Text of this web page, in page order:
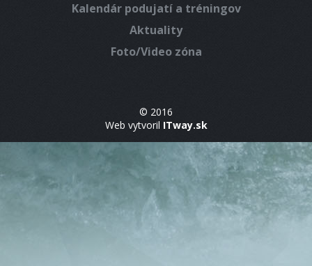
Kalendár podujatí a tréningov
Aktuality
Foto/Video zóna
© 2016
Web vytvoril ITway.sk